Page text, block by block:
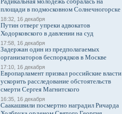
площади в подмосковном Солнечногорске
18:32, 16 декабря
Путин отверг упреки адвокатов
Ходорковского в давлении на суд
17:58, 16 декабря
Задержан один из предполагаемых
организаторов беспорядков в Москве
17:10, 16 декабря
Европарламент призвал российские власти
ускорить расследование обстоятельств
смерти Сергея Магнитского
16:35, 16 декабря
Саакашвили посмертно наградил Ричарда